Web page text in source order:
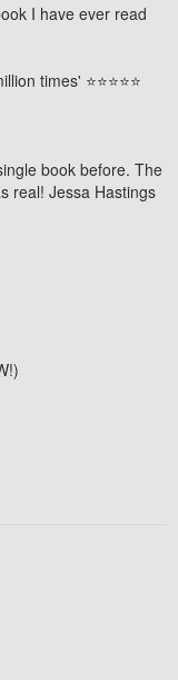
I have ever read
times' ⭐⭐⭐⭐⭐
book before. The
real! Jessa Hastings